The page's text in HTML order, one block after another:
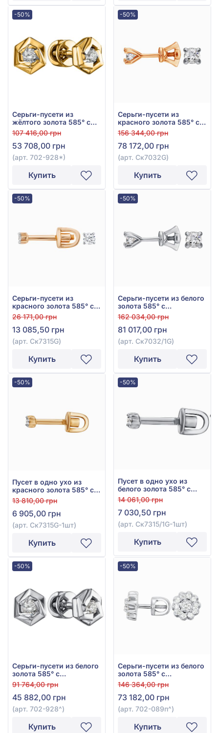
-50%
Серьги-пусети из
жёлтого золота 585° с
бриллиантом 0,15ct, арт.
702-928*
107 416,00 грн
53 708,00 грн
(арт. 702-928*)
Купить
-50%
Серьги-пусети из
красного золота 585° с
бриллиантом 0,62ct, арт.
Ск7032G
156 344,00 грн
78 172,00 грн
(арт. Ск7032G)
Купить
-50%
Серьги-пусети из
красного золота 585° с
бриллиантом 0,08ct, арт.
Ск7315G
26 171,00 грн
13 085,50 грн
(арт. Ск7315G)
Купить
-50%
Серьги-пусети из белого
золота 585° с
бриллиантом 0,6ct, арт.
Ск7032/1G
162 034,00 грн
81 017,00 грн
(арт. Ск7032/1G)
Купить
-50%
Пусет в одно ухо из
красного золота 585° с
бриллиантом 0,05ct, арт.
Ск7315G-1шт
13 810,00 грн
6 905,00 грн
(арт. Ск7315G-1шт)
Купить
-50%
Пусет в одно ухо из
белого золота 585° с
бриллиантом 0,05ct, арт.
Ск7315/1G-1шт
14 061,00 грн
7 030,50 грн
(арт. Ск7315/1G-1шт)
Купить
-50%
Серьги-пусети из белого
золота 585° с
бриллиантом 0,145ct,
арт. 702-928
91 764,00 грн
45 882,00 грн
(арт. 702-928^)
Купить
-50%
Серьги-пусети из белого
золота 585° с
бриллиантом 0,43ct, арт.
702-089п
146 364,00 грн
73 182,00 грн
(арт. 702-089п^)
Купить